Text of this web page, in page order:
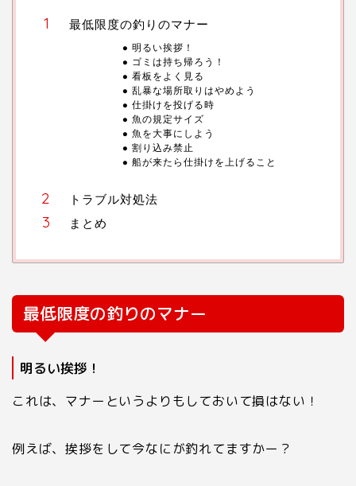
最低限度の釣りのマナー
明るい挨拶！
ゴミは持ち帰ろう！
看板をよく見る
乱暴な場所取りはやめよう
仕掛けを投げる時
魚の規定サイズ
魚を大事にしよう
割り込み禁止
船が来たら仕掛けを上げること
トラブル対処法
まとめ
最低限度の釣りのマナー
明るい挨拶！
これは、マナーというよりもしておいて損はない！
例えば、挨拶をして今なにが釣れてますかー？